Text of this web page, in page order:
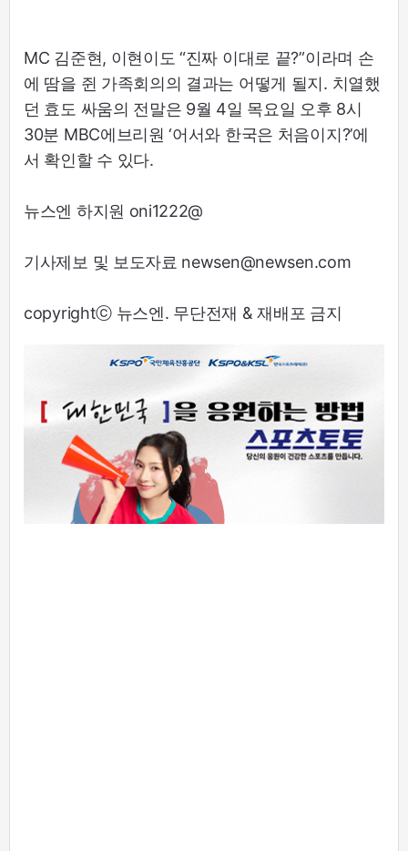
MC 김준현, 이현이도 “진짜 이대로 끝?”이라며 손
에 땀을 쥔 가족회의의 결과는 어떻게 될지. 치열했
던 효도 싸움의 전말은 9월 4일 목요일 오후 8시
30분 MBC에브리원 ‘어서와 한국은 처음이지?’에
서 확인할 수 있다.
뉴스엔 하지원 oni1222@
기사제보 및 보도자료 newsen@newsen.com
copyrightⓒ 뉴스엔. 무단전재 & 재배포 금지